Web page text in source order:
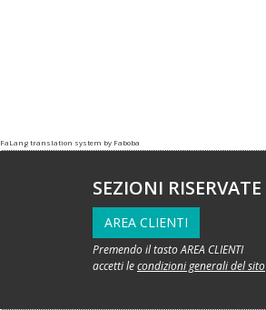
FaLang translation system by Faboba
SEZIONI RISERVATE
AREA CLIENTI
Premendo il tasto AREA CLIENTI
accetti lecondizioni generali del sito